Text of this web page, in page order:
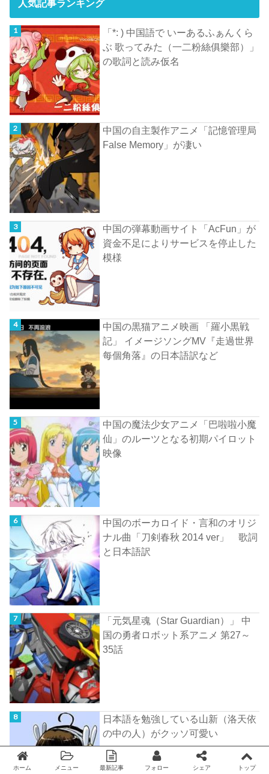
人気記事ランキング
「*: ) 中国語で いーあるふぁんくら
ぶ 歌ってみた（一二粉絲俱樂部）」
の歌詞と読み仮名
中国の自主製作アニメ「記憶管理局
False Memory」が凄い
中国の弾幕動画サイト「AcFun」が
資金不足によりサービスを停止した
模様
中国の黒猫アニメ映画 「羅小黒戦
記」 イメージソングMV『走過世界
每個角落』の日本語訳など
中国の魔法少女アニメ「巴啦啦小魔
仙」のルーツとなる初期パイロット
映像
中国のボーカロイド・言和のオリジ
ナル曲「刀剣春秋 2014 ver」 歌詞
と日本語訳
「元気星魂（Star Guardian）」 中
国の勇者ロボット系アニメ 第27～
35話
日本語を勉強している山新（洛天依
の中の人）がクッソ可愛い
ホーム メニュー 最新記事 フォロー シェア トップ
Twitter facebook